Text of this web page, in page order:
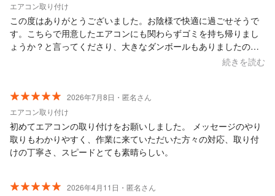
エアコン取り付け
この度はありがとうございました。お陰様で快適に過ごせそうで
す。こちらで用意したエアコンにも関わらずゴミを持ち帰りまし
ょうか？と言ってくださり、大きなダンボールもありましたので
続きを読む
2026年7月8日・匿名さん
エアコン取り付け
初めてエアコンの取り付けをお願いしました。 メッセージのやり
取りもわかりやすく、作業に来ていただいた方々の対応、取り付
けの丁寧さ、スピードとても素晴らしい。
2026年4月11日・匿名さん